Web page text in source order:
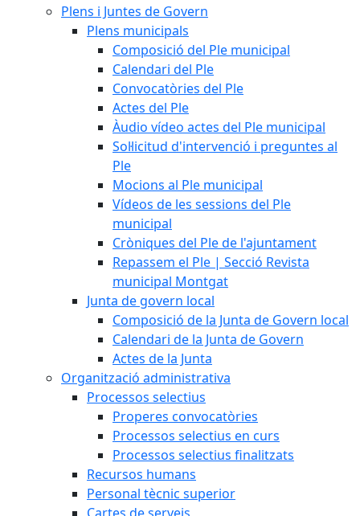
Plens i Juntes de Govern
Plens municipals
Composició del Ple municipal
Calendari del Ple
Convocatòries del Ple
Actes del Ple
Àudio vídeo actes del Ple municipal
Sol·licitud d'intervenció i preguntes al
Ple
Mocions al Ple municipal
Vídeos de les sessions del Ple
municipal
Cròniques del Ple de l'ajuntament
Repassem el Ple | Secció Revista
municipal Montgat
Junta de govern local
Composició de la Junta de Govern local
Calendari de la Junta de Govern
Actes de la Junta
Organització administrativa
Processos selectius
Properes convocatòries
Processos selectius en curs
Processos selectius finalitzats
Recursos humans
Personal tècnic superior